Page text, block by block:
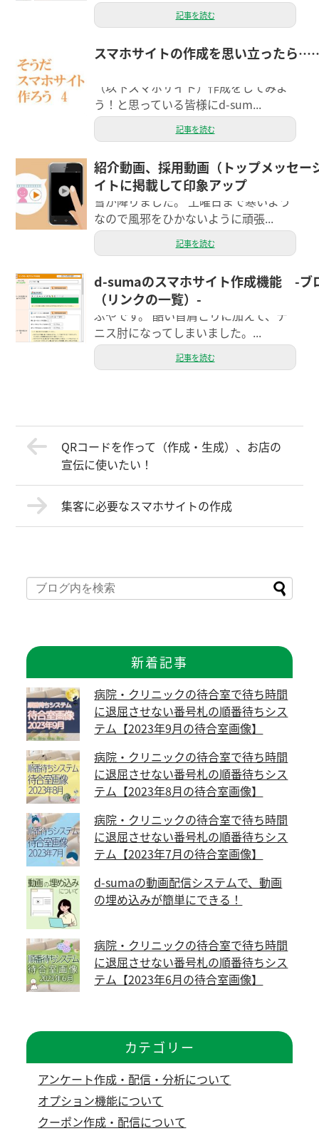
記事を読む
スマホサイトの作成を思い立ったら
今回は、6月8日、15日、22日に投稿し
（以下スマホサイト）作成をしてみよ
う！と思っている皆様にd-sum...
記事を読む
紹介動画、採用動画（トップメッセー
イトに掲載して印象アップ
こんにちはウェブ担当の吉田です。 毎
日寒いですね。久しぶりに奈良市でも
雪が降りました。 土曜日まで寒いよう
なので風邪をひかないように頑張...
記事を読む
d-sumaのスマホサイト作成機能 -ブ
（リンクの一覧）-
こんにちは。お客さまの大事なホーム
ページを管理させていただいているし
ぶやです。 酷い首肩こりに加えて、テ
ニス肘になってしまいました。...
記事を読む
QRコードを作って（作成・生成）、お店の
宣伝に使いたい！
集客に必要なスマホサイトの作成
新着記事
病院・クリニックの待合室で待ち時間
に退屈させない番号札の順番待ちシス
テム【2023年9月の待合室画像】
病院・クリニックの待合室で待ち時間
に退屈させない番号札の順番待ちシス
テム【2023年8月の待合室画像】
病院・クリニックの待合室で待ち時間
に退屈させない番号札の順番待ちシス
テム【2023年7月の待合室画像】
d-sumaの動画配信システムで、動画
の埋め込みが簡単にできる！
病院・クリニックの待合室で待ち時間
に退屈させない番号札の順番待ちシス
テム【2023年6月の待合室画像】
カテゴリー
アンケート作成・配信・分析について
オプション機能について
クーポン作成・配信について